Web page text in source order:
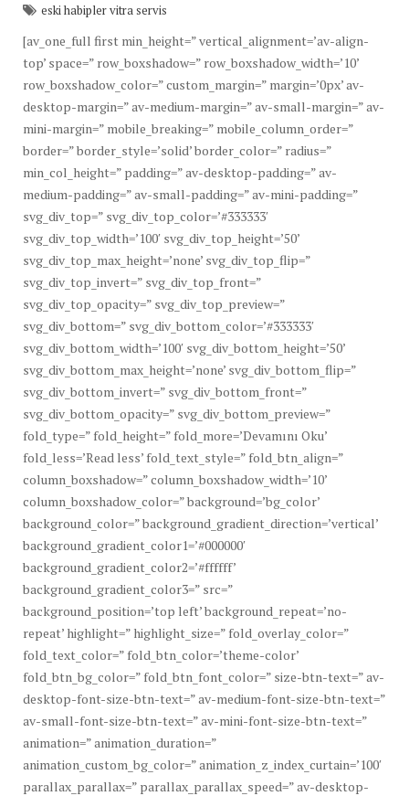
eski habipler vitra servis
[av_one_full first min_height=” vertical_alignment=’av-align-
top’ space=” row_boxshadow=” row_boxshadow_width=’10’
row_boxshadow_color=” custom_margin=” margin=’0px’ av-
desktop-margin=” av-medium-margin=” av-small-margin=” av-
mini-margin=” mobile_breaking=” mobile_column_order=”
border=” border_style=’solid’ border_color=” radius=”
min_col_height=” padding=” av-desktop-padding=” av-
medium-padding=” av-small-padding=” av-mini-padding=”
svg_div_top=” svg_div_top_color=’#333333′
svg_div_top_width=’100′ svg_div_top_height=’50’
svg_div_top_max_height=’none’ svg_div_top_flip=”
svg_div_top_invert=” svg_div_top_front=”
svg_div_top_opacity=” svg_div_top_preview=”
svg_div_bottom=” svg_div_bottom_color=’#333333′
svg_div_bottom_width=’100′ svg_div_bottom_height=’50’
svg_div_bottom_max_height=’none’ svg_div_bottom_flip=”
svg_div_bottom_invert=” svg_div_bottom_front=”
svg_div_bottom_opacity=” svg_div_bottom_preview=”
fold_type=” fold_height=” fold_more=’Devamını Oku’
fold_less=’Read less’ fold_text_style=” fold_btn_align=”
column_boxshadow=” column_boxshadow_width=’10’
column_boxshadow_color=” background=’bg_color’
background_color=” background_gradient_direction=’vertical’
background_gradient_color1=’#000000′
background_gradient_color2=’#ffffff’
background_gradient_color3=” src=”
background_position=’top left’ background_repeat=’no-
repeat’ highlight=” highlight_size=” fold_overlay_color=”
fold_text_color=” fold_btn_color=’theme-color’
fold_btn_bg_color=” fold_btn_font_color=” size-btn-text=” av-
desktop-font-size-btn-text=” av-medium-font-size-btn-text=”
av-small-font-size-btn-text=” av-mini-font-size-btn-text=”
animation=” animation_duration=”
animation_custom_bg_color=” animation_z_index_curtain=’100′
parallax_parallax=” parallax_parallax_speed=” av-desktop-